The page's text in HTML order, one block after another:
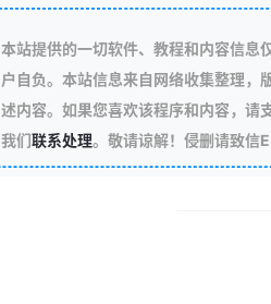
本站提供的一切软件、教程和内容信息
户自负。本站信息来自网络收集整理，
述内容。如果您喜欢该程序和内容，请
我们联系处理。敬请谅解！侵删请致